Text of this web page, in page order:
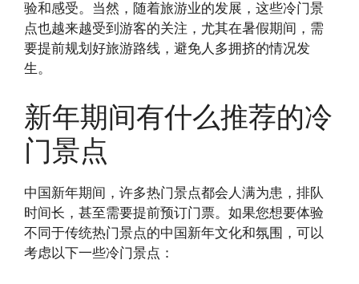
验和感受。当然，随着旅游业的发展，这些冷门景
点也越来越受到游客的关注，尤其在暑假期间，需
要提前规划好旅游路线，避免人多拥挤的情况发
生。
新年期间有什么推荐的冷
门景点
中国新年期间，许多热门景点都会人满为患，排队
时间长，甚至需要提前预订门票。如果您想要体验
不同于传统热门景点的中国新年文化和氛围，可以
考虑以下一些冷门景点：